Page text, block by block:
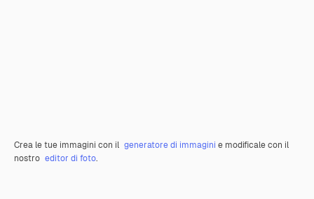
Crea le tue immagini con il generatore di immagini e modificale con il
nostro editor di foto.